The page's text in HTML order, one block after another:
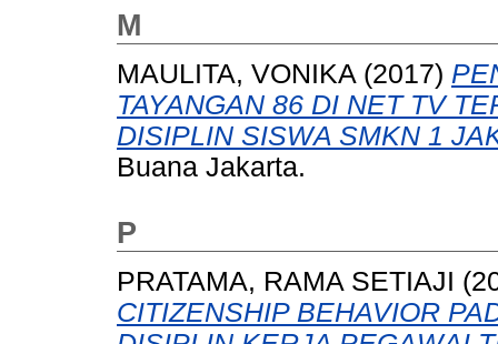
M
MAULITA, VONIKA (2017)
TAYANGAN 86 DI NET TV
DISIPLIN SISWA SMKN 1
Buana Jakarta.
P
PRATAMA, RAMA SETIAJI
CITIZENSHIP BEHAVIOR